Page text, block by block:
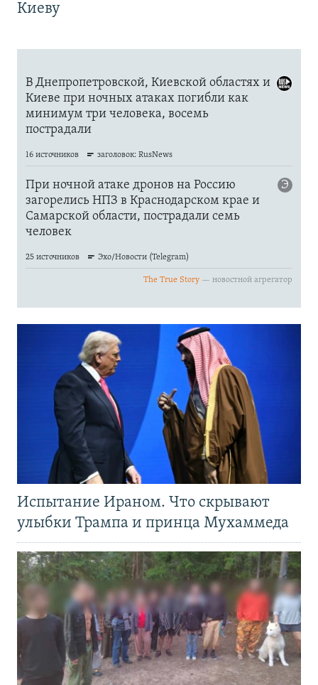
Киеву
Испытание Ираном. Что скрывают
улыбки Трампа и принца Мухаммеда